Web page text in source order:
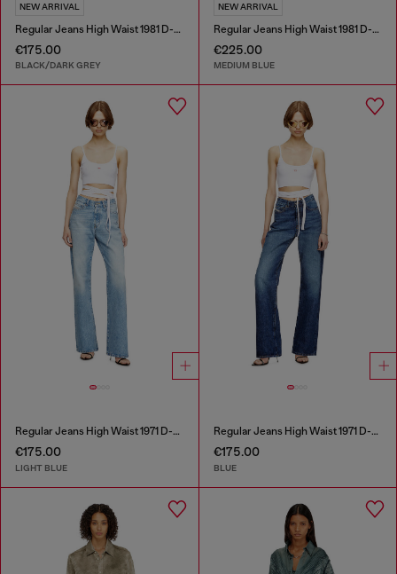
NEW ARRIVAL
Regular Jeans High Waist 1981 D-Went
€175.00
BLACK/DARK GREY
NEW ARRIVAL
Regular Jeans High Waist 1981 D-Went
€225.00
MEDIUM BLUE
Regular Jeans High Waist 1971 D-Sent
€175.00
LIGHT BLUE
Regular Jeans High Waist 1971 D-Sent
€175.00
BLUE